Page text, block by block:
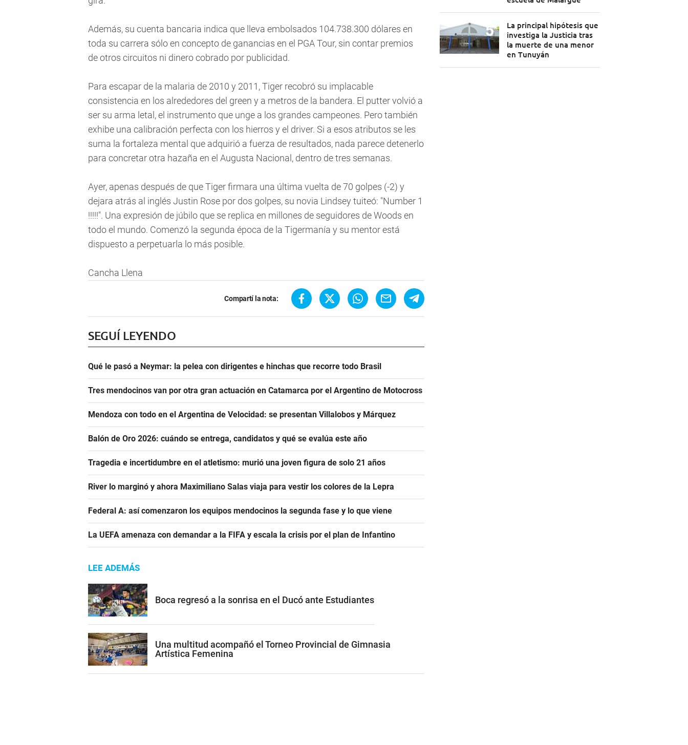
Además, su cuenta bancaria indica que lleva embolsados 104.738.300 dólares en
toda su carrera sólo en concepto de ganancias en el PGA Tour, sin contar premios
de otros circuitos ni dinero cobrado por publicidad.
Para escapar de la malaria de 2010 y 2011, Tiger recobró su implacable
consistencia en los alrededores del green y a metros de la bandera. El putter volvió a
ser su arma letal, el instrumento que unge a los grandes campeones. Pero también
exhibe una calibración perfecta con los hierros y el driver. Si a esos atributos se les
suma la fortaleza mental que adquirió a fuerza de resultados, nada parece detenerlo
para concretar otra hazaña en el Augusta Nacional, dentro de tres semanas.
Ayer, apenas después de que Tiger firmara una última vuelta de 70 golpes (-2) y
dejara atrás al inglés Justin Rose por dos golpes, su novia Lindsey tuiteó: "Number 1
!!!!!". Una expresión de júbilo que se replica en millones de seguidores de Woods en
todo el mundo. Comenzó la segunda época de la Tigermanía y su mentor está
dispuesto a perpetuarla lo más posible.
Cancha Llena
Compartí la nota:
SEGUÍ LEYENDO
Qué le pasó a Neymar: la pelea con dirigentes e hinchas que recorre todo Brasil
Tres mendocinos van por otra gran actuación en Catamarca por el Argentino de Motocross
Mendoza con todo en el Argentina de Velocidad: se presentan Villalobos y Márquez
Balón de Oro 2026: cuándo se entrega, candidatos y qué se evalúa este año
Tragedia e incertidumbre en el atletismo: murió una joven figura de solo 21 años
River lo marginó y ahora Maximiliano Salas viaja para vestir los colores de la Lepra
Federal A: así comenzaron los equipos mendocinos la segunda fase y lo que viene
La UEFA amenaza con demandar a la FIFA y escala la crisis por el plan de Infantino
LEE ADEMÁS
Boca regresó a la sonrisa en el Ducó ante Estudiantes
Una multitud acompañó el Torneo Provincial de Gimnasia
Artística Femenina
La principal hipótesis que
investiga la Justicia tras
la muerte de una menor
en Tunuyán